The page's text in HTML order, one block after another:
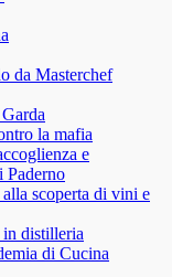
da Masterchef
la mafia
e
Paderno
scoperta di vini e
in distilleria
di Cucina